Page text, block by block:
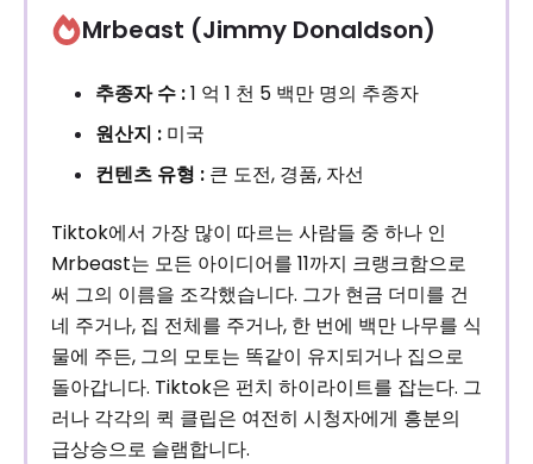
Mrbeast (Jimmy Donaldson)
추종자 수 :1 억 1 천 5 백만 명의 추종자
원산지 : 미국
컨텐츠 유형 : 큰 도전, 경품, 자선
Tiktok에서 가장 많이 따르는 사람들 중 하나 인
Mrbeast는 모든 아이디어를 11까지 크랭크함으로
써 그의 이름을 조각했습니다. 그가 현금 더미를 건
네 주거나, 집 전체를 주거나, 한 번에 백만 나무를 식
물에 주든, 그의 모토는 똑같이 유지되거나 집으로
돌아갑니다. Tiktok은 펀치 하이라이트를 잡는다. 그
러나 각각의 퀵 클립은 여전히 ​​시청자에게 흥분의
급상승으로 슬램합니다.